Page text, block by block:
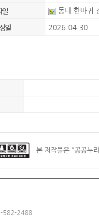
일 동네 한바귀
일 2026-04-30
본 저작물은 "공공누
582-2488